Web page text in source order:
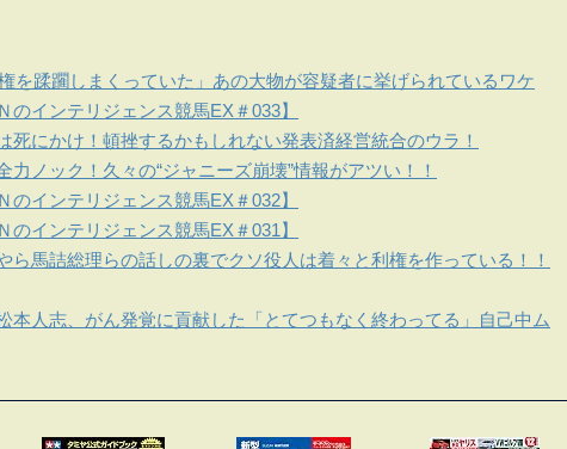
を蹂躙しまくっていた」あの大物が容疑者に挙げられているワケ
のインテリジェンス競馬EX＃033】
死にかけ！頓挫するかもしれない発表済経営統合のウラ！
力ノック！久々の“ジャニーズ崩壊”情報がアツい！！
のインテリジェンス競馬EX＃032】
のインテリジェンス競馬EX＃031】
ら馬詰総理らの話しの裏でクソ役人は着々と利権を作っている！！
本人志、がん発覚に貢献した「とてつもなく終わってる」自己中ム